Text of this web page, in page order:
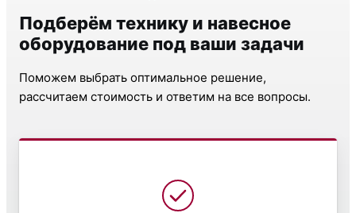
Подберём технику и навесное
оборудование под ваши задачи
Поможем выбрать оптимальное решение,
рассчитаем стоимость и ответим на все вопросы.